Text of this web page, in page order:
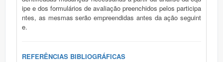
ipe e dos formulários de avaliação preenchidos pelos participa
ntes, as mesmas serão empreendidas antes da ação seguint
e.
REFERÊNCIAS BIBLIOGRÁFICAS